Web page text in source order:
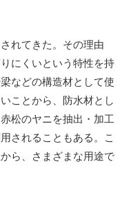
れてきた。その理由
にくいという特性を持
などの構造材として使
ことから、防水材とし
松のヤニを抽出・加工
されることもある。こ
ら、さまざまな用途で